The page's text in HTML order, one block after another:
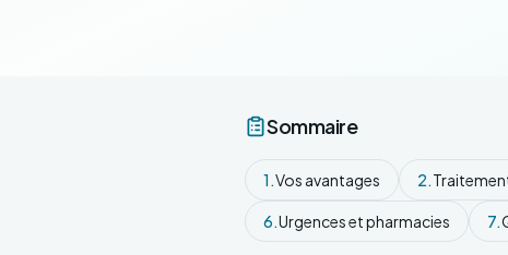
Sommaire
1.Vos avantages 2.
6.Urgences et pharmacies 7.